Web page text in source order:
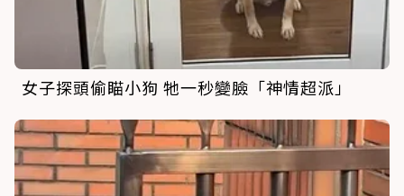
女子探頭偷瞄小狗 牠一秒變臉「神情超派」